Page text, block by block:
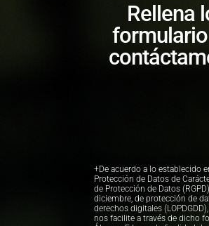
Rellena
+De acuerdo a lo establecido
Protección de Datos de
de Protección de Datos
diciembre, de protección de
derechos digitales
nos facilite a través de dicho